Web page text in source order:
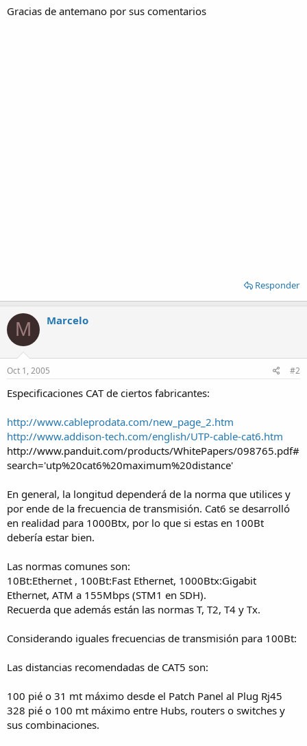
Gracias de antemano por sus comentarios
Responder
M Marcelo
Oct 1, 2005 #2
Especificaciones CAT de ciertos fabricantes:
http://www.cableprodata.com/new_page_2.htm
http://www.addison-tech.com/english/UTP-cable-cat6.htm
http://www.panduit.com/products/WhitePapers/098765.pdf#
search='utp%20cat6%20maximum%20distance'
En general, la longitud dependerá de la norma que utilices y
por ende de la frecuencia de transmisión. Cat6 se desarrolló
en realidad para 1000Btx, por lo que si estas en 100Bt
debería estar bien.
Las normas comunes son:
10Bt:Ethernet , 100Bt:Fast Ethernet, 1000Btx:Gigabit
Ethernet, ATM a 155Mbps (STM1 en SDH).
Recuerda que además están las normas T, T2, T4 y Tx.
Considerando iguales frecuencias de transmisión para 100Bt:
Las distancias recomendadas de CAT5 son:
100 pié o 31 mt máximo desde el Patch Panel al Plug Rj45
328 pié o 100 mt máximo entre Hubs, routers o switches y
sus combinaciones.